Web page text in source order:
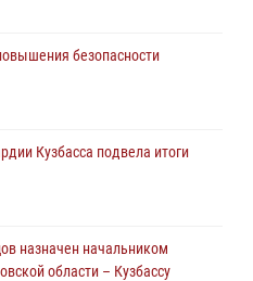
драки, причинившего побои
общественного порядка на
проникновения на
безопасности
Кузбасса подвела итоги
назначен начальником
области – Кузбассу